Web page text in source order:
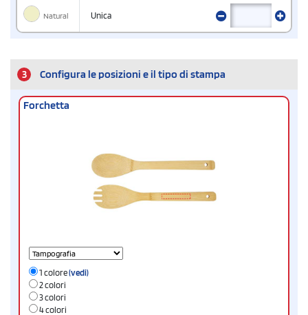
Natural Unica
3 Configura le posizioni e il tipo di stampa
Forchetta
1 colore(vedi)
2 colori
3 colori
4 colori